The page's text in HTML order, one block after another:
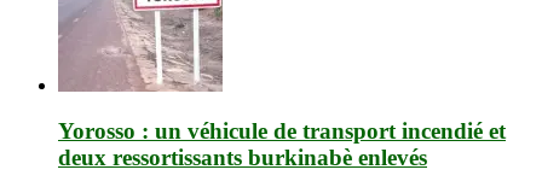
Yorosso : un véhicule de transport incendié et
deux ressortissants burkinabè enlevés